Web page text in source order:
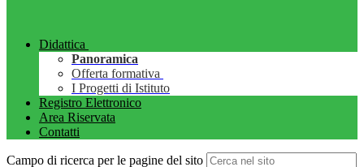
Didattica
Panoramica
Offerta formativa
I Progetti di Istituto
Registro Elettronico
Area Riservata
Contatti
Campo di ricerca per le pagine del sito